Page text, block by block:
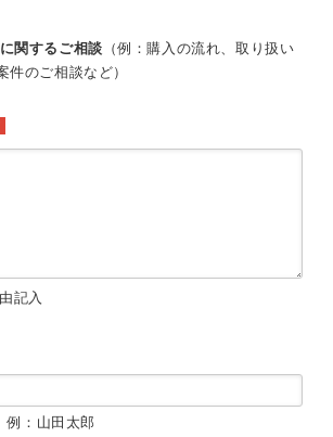
関するご相談 （例：購入の流れ、取り扱い
件のご相談など）
記入
山田太郎